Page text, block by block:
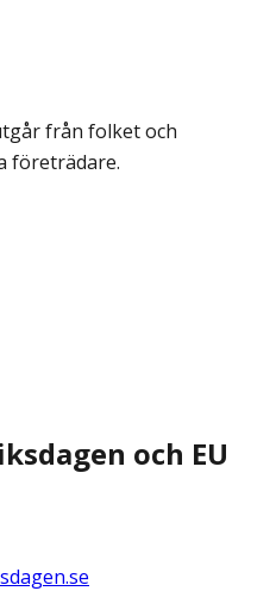
från folket och
företrädare.
och EU